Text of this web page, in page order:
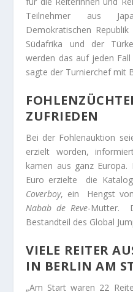
Teilnehmer aus
Demokratischen
Südafrika und der
werden das auf jeden
sagte der Turnierchef mit
ZUFRIEDEN
Bei der Fohlenauktion
erzielt worden,
kamen aus ganz Europa.
Euro erzielte die
Coverboy, ein Hengst von
Nabab de Reve-Mutter.
Bestandteil des Global
VIELE REITER
IN BERLIN AM
„Am Start waren 22